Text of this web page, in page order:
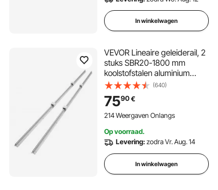
In winkelwagen
VEVOR Lineaire geleiderail, 2
stuks SBR20-1800 mm
koolstofstalen aluminium
geleiderail met 4 stuks
SBR20UU glijblokken, lineair
lagerblok, CNC-onderdelen
voor 3D-printer,
(640)
7590€
214 Weergaven Onlangs
Op voorraad.
Levering:zodra Vr. Aug. 14
In winkelwagen